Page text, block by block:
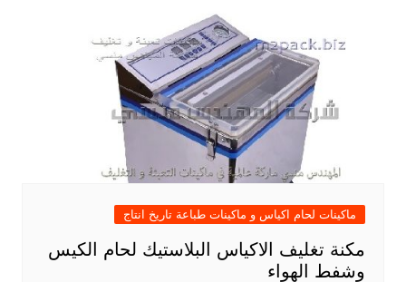
ماكينات لحام اكياس و ماكينات طباعة تاريخ انتاج
مكنة تغليف الاكياس البلاستيك لحام الكيس
وشفط الهواء